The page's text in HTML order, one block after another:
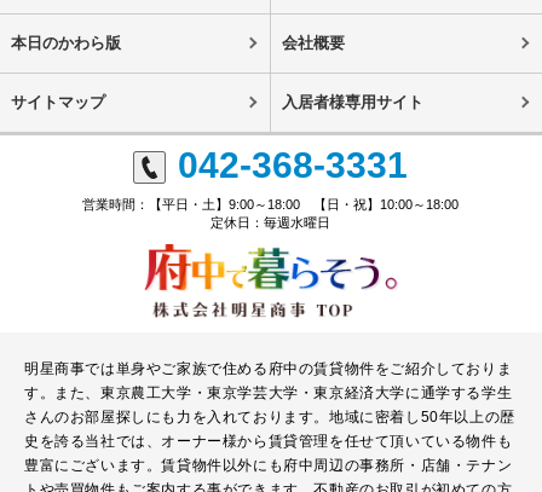
本日のかわら版 会社概要
サイトマップ 入居者様専用サイト
042-368-3331
営業時間：【平日・土】9:00～18:00 【日・祝】10:00～18:00
定休日：毎週水曜日
明星商事では単身やご家族で住める府中の賃貸物件をご紹介しておりま
す。また、東京農工大学・東京学芸大学・東京経済大学に通学する学生
さんのお部屋探しにも力を入れております。地域に密着し50年以上の歴
史を誇る当社では、オーナー様から賃貸管理を任せて頂いている物件も
豊富にございます。賃貸物件以外にも府中周辺の事務所・店舗・テナン